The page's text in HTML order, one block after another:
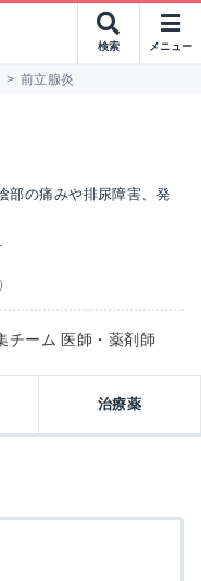
検索 メニュー
> 前立腺炎
部の痛みや排尿障害、発
）
チーム 医師・薬剤師
治療薬